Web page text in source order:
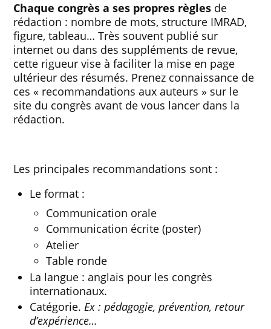
Chaque congrès a ses propres règles de
rédaction : nombre de mots, structure IMRAD,
figure, tableau… Très souvent publié sur
internet ou dans des suppléments de revue,
cette rigueur vise à faciliter la mise en page
ultérieur des résumés. Prenez connaissance de
ces « recommandations aux auteurs » sur le
site du congrès avant de vous lancer dans la
rédaction.
Les principales recommandations sont :
Le format :
Communication orale
Communication écrite (poster)
Atelier
Table ronde
La langue : anglais pour les congrès
internationaux.
Catégorie.Ex : pédagogie, prévention, retour
d’expérience…